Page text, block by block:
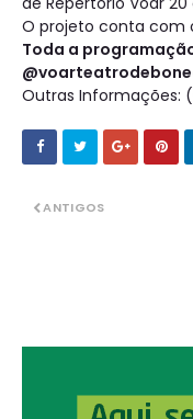
O projeto conta com
Toda a
Outras Informações:
ANTIGOS